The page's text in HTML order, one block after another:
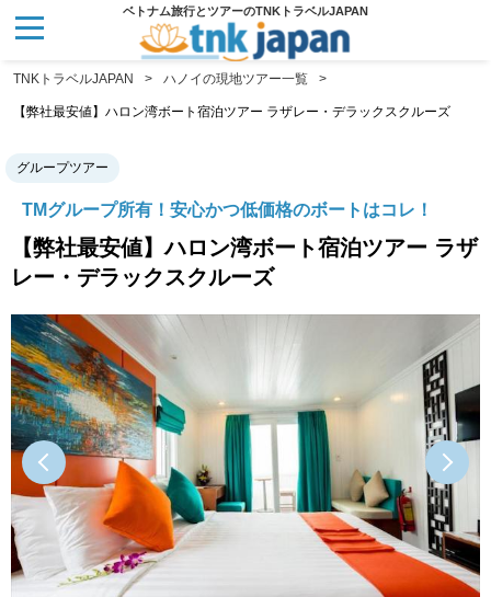
ベトナム旅行とツアーのTNKトラベルJAPAN
TNKトラベルJAPAN ハノイの現地ツアー一覧
【弊社最安値】ハロン湾ボート宿泊ツアー ラザレー・デラックスクルーズ
グループツアー
TMグループ所有！安心かつ低価格のボートはコレ！
【弊社最安値】ハロン湾ボート宿泊ツアー ラザ
レー・デラックスクルーズ